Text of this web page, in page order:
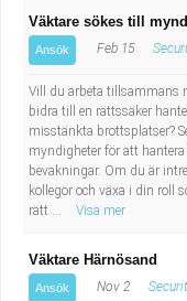
Väktare sökes till
Ansök Feb 15
Vill du arbeta tillsammans
bidra till en rättssäker
misstänkta brottsplatser?
myndigheter för att
bevakningar. Om du är
kollegor och växa i din roll
rätt ...
Visa mer
Väktare Härnösand
Ansök Nov 2